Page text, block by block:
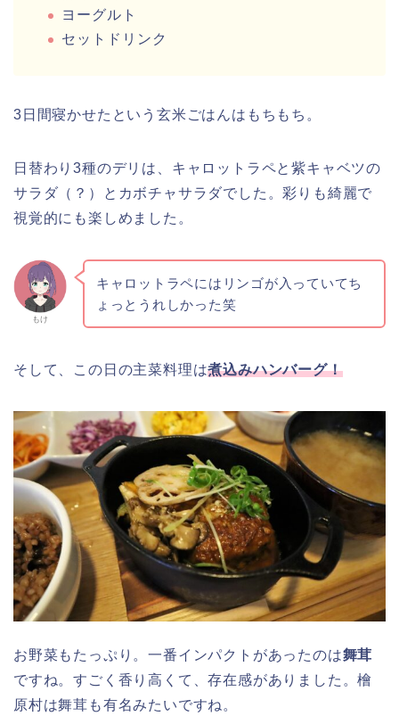
ヨーグルト
セットドリンク
3日間寝かせたという玄米ごはんはもちもち。
日替わり3種のデリは、キャロットラペと紫キャベツの
サラダ（？）とカボチャサラダでした。彩りも綺麗で
視覚的にも楽しめました。
もけ
キャロットラペにはリンゴが入っていてち
ょっとうれしかった笑
そして、この日の主菜料理は煮込みハンバーグ！
お野菜もたっぷり。一番インパクトがあったのは舞茸
ですね。すごく香り高くて、存在感がありました。檜
原村は舞茸も有名みたいですね。